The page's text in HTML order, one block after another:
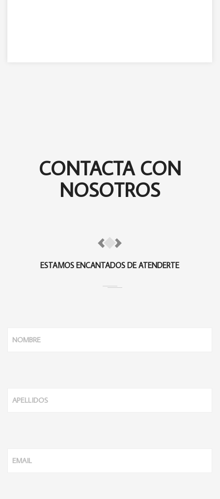
CONTACTA CON
NOSOTROS
ESTAMOS ENCANTADOS DE ATENDERTE
NOMBRE
APELLIDOS
EMAIL